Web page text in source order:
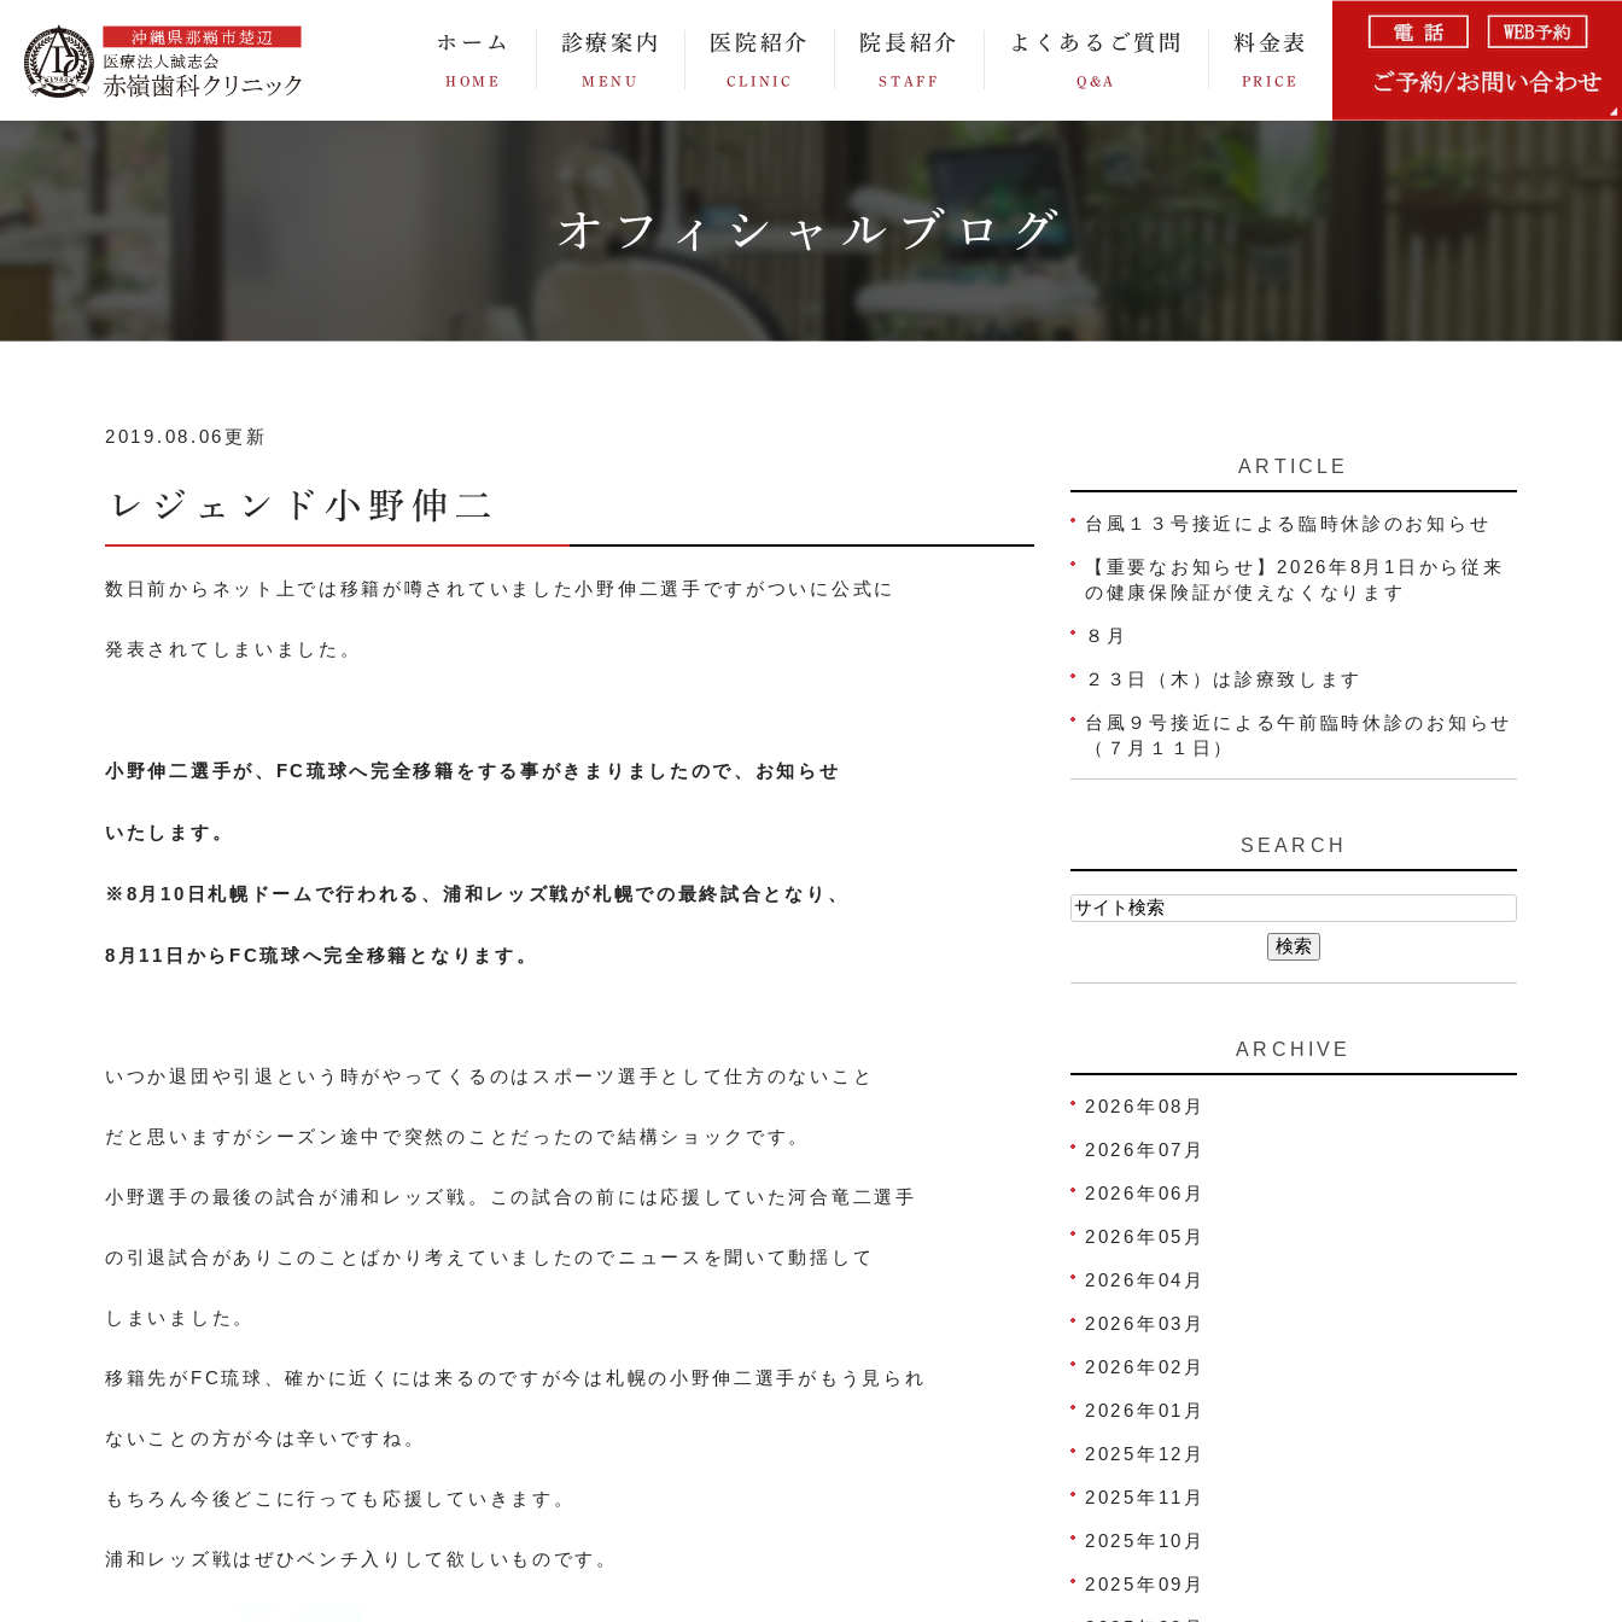
ホーム
HOME
診療案内
MENU
医院紹介
CLINIC
院長紹介
STAFF
よくあるご質問
Q&A
料金表
PRICE
オフィシャルブログ
2019.08.06更新
レジェンド小野伸二
数日前からネット上では移籍が噂されていました小野伸二選手ですがついに公式に
発表されてしまいました。
小野伸二選手が、FC琉球へ完全移籍をする事がきまりましたので、お知らせ
いたします。
※8月10日札幌ドームで行われる、浦和レッズ戦が札幌での最終試合となり、
8月11日からFC琉球へ完全移籍となります。
いつか退団や引退という時がやってくるのはスポーツ選手として仕方のないこと
だと思いますがシーズン途中で突然のことだったので結構ショックです。
小野選手の最後の試合が浦和レッズ戦。この試合の前には応援していた河合竜二選手
の引退試合がありこのことばかり考えていましたのでニュースを聞いて動揺して
しまいました。
移籍先がFC琉球、確かに近くには来るのですが今は札幌の小野伸二選手がもう見られ
ないことの方が今は辛いですね。
もちろん今後どこに行っても応援していきます。
浦和レッズ戦はぜひベンチ入りして欲しいものです。
ARTICLE
台風１３号接近による臨時休診のお知らせ
【重要なお知らせ】2026年8月1日から従来
の健康保険証が使えなくなります
８月
２３日（木）は診療致します
台風９号接近による午前臨時休診のお知らせ
（７月１１日）
SEARCH
ARCHIVE
2026年08月
2026年07月
2026年06月
2026年05月
2026年04月
2026年03月
2026年02月
2026年01月
2025年12月
2025年11月
2025年10月
2025年09月